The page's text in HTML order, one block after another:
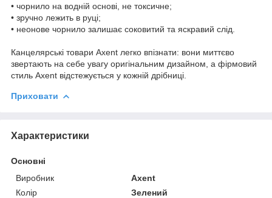
• чорнило на водній основі, не токсичне;
• зручно лежить в руці;
• неонове чорнило залишає соковитий та яскравий слід.
Канцелярські товари Axent легко впізнати: вони миттєво
звертають на себе увагу оригінальним дизайном, а фірмовий
стиль Axent відстежується у кожній дрібниці.
Приховати
Характеристики
Основні
Виробник
Axent
Колір
Зелений